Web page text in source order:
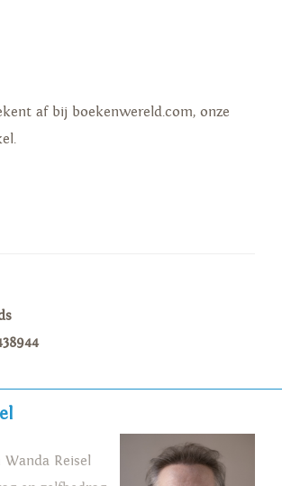
af bij boekenwereld.com, onze
Reisel